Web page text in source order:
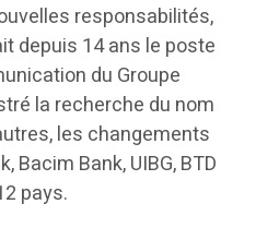
responsabilités,
depuis 14 ans le poste
du Groupe
la recherche du nom
les changements
Bacim Bank, UIBG, BTD
pays.